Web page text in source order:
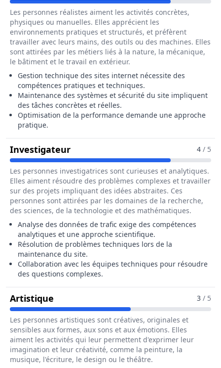
Les personnes réalistes aiment les activités concrètes,
physiques ou manuelles. Elles apprécient les
environnements pratiques et structurés, et préfèrent
travailler avec leurs mains, des outils ou des machines. Elles
sont attirées par les métiers liés à la nature, la mécanique,
le bâtiment et le travail en extérieur.
Gestion technique des sites internet nécessite des
compétences pratiques et techniques.
Maintenance des systèmes et sécurité du site impliquent
des tâches concrètes et réelles.
Optimisation de la performance demande une approche
pratique.
InvestigateurPour Le Métier De 4 / 5
Les personnes investigatrices sont curieuses et analytiques.
Elles aiment résoudre des problèmes complexes et travailler
sur des projets impliquant des idées abstraites. Ces
personnes sont attirées par les domaines de la recherche,
des sciences, de la technologie et des mathématiques.
Analyse des données de trafic exige des compétences
analytiques et une approche scientifique.
Résolution de problèmes techniques lors de la
maintenance du site.
Collaboration avec les équipes techniques pour résoudre
des questions complexes.
Artistique Pour Le Métier De Administrateur /
3 / 5
Les personnes artistiques sont créatives, originales et
sensibles aux formes, aux sons et aux émotions. Elles
aiment les activités qui leur permettent d'exprimer leur
imagination et leur créativité, comme la peinture, la
musique, l'écriture, le design ou le théâtre.